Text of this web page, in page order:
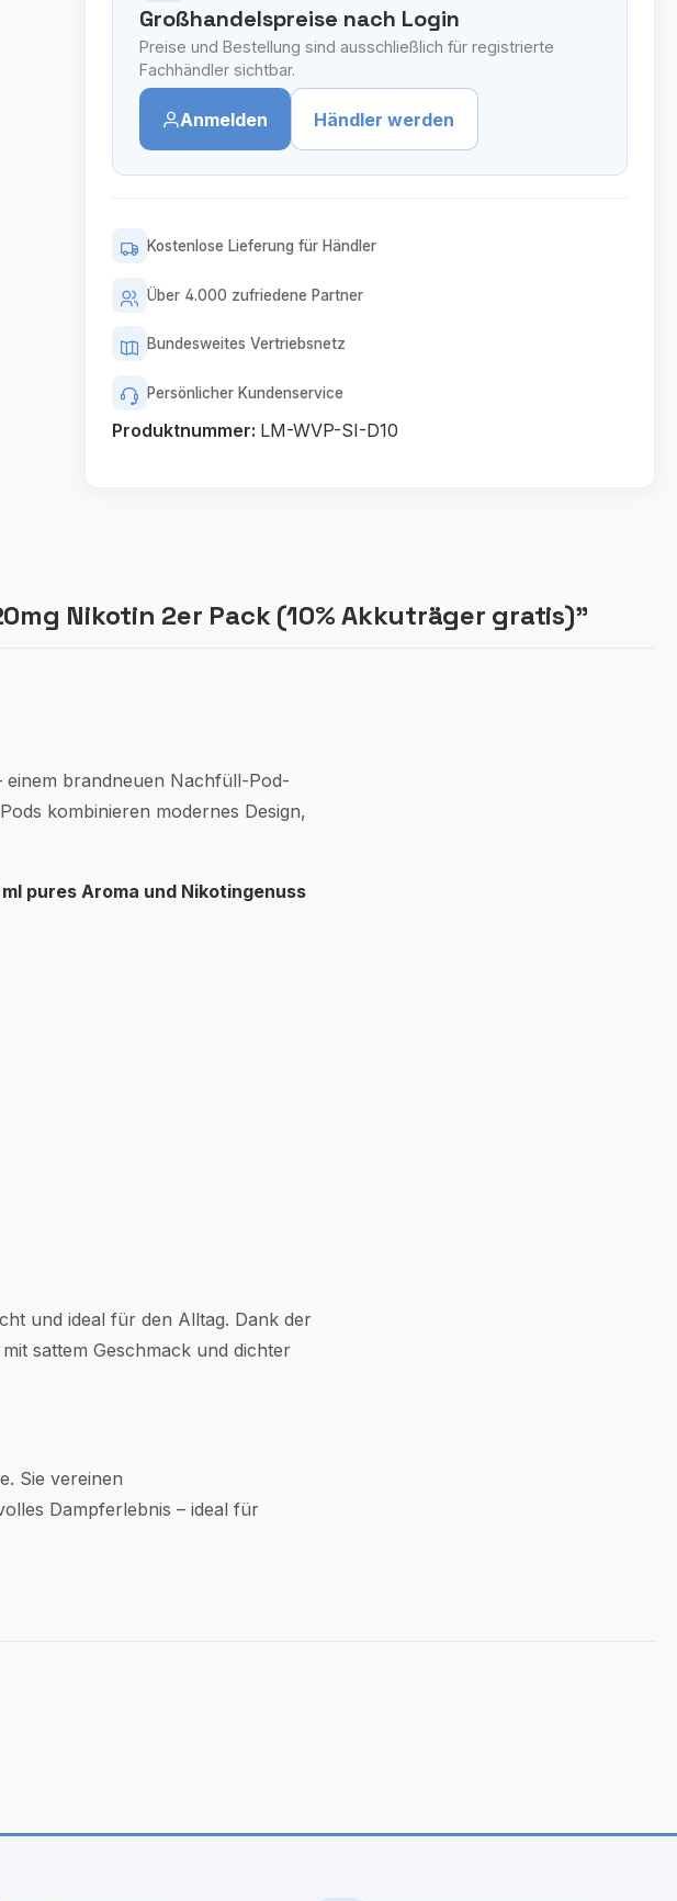
Großhandelspreise nach Login
Preise und Bestellung sind ausschließlich für registrierte
Fachhändler sichtbar.
Anmelden Händler werden
Kostenlose Lieferung für Händler
Über 4.000 zufriedene Partner
Bundesweites Vertriebsnetz
Persönlicher Kundenservice
Produktnummer: LM-WVP-SI-D10
Nikotin 2er Pack (10% Akkuträger gratis)"
einem brandneuen Nachfüll-Pod-
kombinieren modernes Design,
pures Aroma und Nikotingenuss
und ideal für den Alltag. Dank der
sattem Geschmack und dichter
Sie vereinen
Dampferlebnis – ideal für